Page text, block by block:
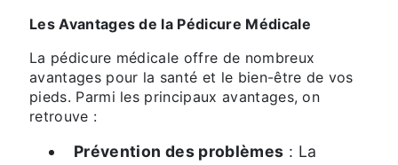
Les Avantages de la Pédicure Médicale
La pédicure médicale offre de nombreux
avantages pour la santé et le bien-être de vos
pieds. Parmi les principaux avantages, on
retrouve :
Prévention des problèmes : La